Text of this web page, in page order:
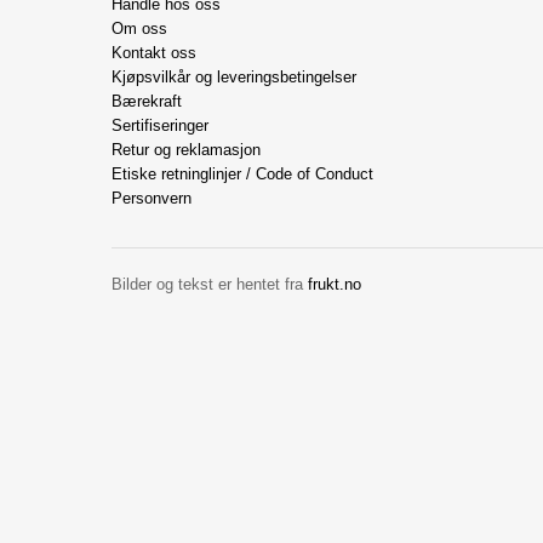
Handle hos oss
Om oss
Kontakt oss
Kjøpsvilkår og leveringsbetingelser
Bærekraft
Sertifiseringer
Retur og reklamasjon
Etiske retninglinjer / Code of Conduct
Personvern
Bilder og tekst er hentet fra frukt.no